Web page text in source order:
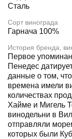
Сталь
Сорт винограда
Гарнача 100%
История бренда,
Первое
Пенедес
данные о том,
времена имели
количествах
Хайме и Мигель
винодельни в
отправляли
которых были